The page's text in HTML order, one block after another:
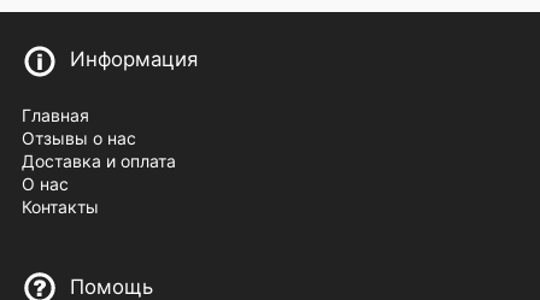
Информация
Главная
Отзывы о нас
Доставка и оплата
О нас
Контакты
Помощь